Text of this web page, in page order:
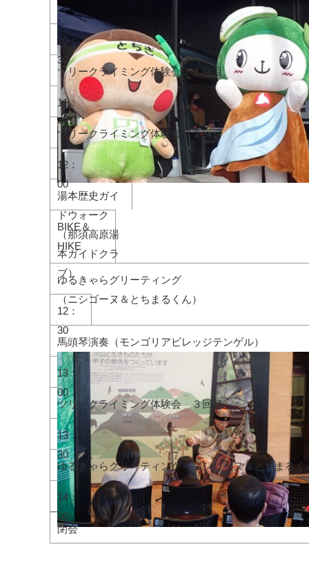
10：
30
ツリークライミング体験会 １回目
11：
45
ツリークライミング体験会 ２回目
12：
00
湯本歴史ガイ
ドウォーク
（那須高原湯
本ガイドクラ
ブ）
BIKE＆
HIKE
ゆるきゃらグリーティング
（ニシゴーヌ＆とちまるくん）
12：
30
馬頭琴演奏（モンゴリアビレッジテンゲル）
13：
00
ツリークライミング体験会 ３回目
13：
30
ゆるきゃらグリーティング（ニシゴーヌ＆とちまるく
14：
00
閉会